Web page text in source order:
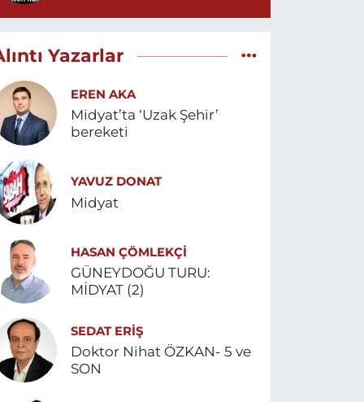
Yazarlar
EREN AKA
Midyat’ta ‘Uzak Şehir’
bereketi
YAVUZ DONAT
Midyat
HASAN ÇÖMLEKÇİ
GÜNEYDOĞU TURU:
MİDYAT (2)
SEDAT ERİŞ
Doktor Nihat ÖZKAN- 5 ve
SON